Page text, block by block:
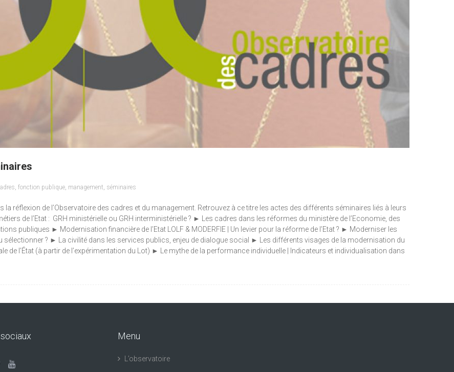
, fonction publique, management, séminaires
réflexion de l’Observatoire des cadres et du management. Retrouvez à ce titre les actes des différents séminaires liés à leurs
de l’Etat : GRH ministérielle ou GRH interministérielle ? ► Les cadres dans les réformes du ministère de l’Economie, des
publiques ► Modernisation financière de l’Etat LOLF & MODERFIE | Un levier pour la réforme de l’Etat ? ► Moderniser les
? ► La civilité dans les services publics, enjeu de dialogue social ► Les différents visages de la modernisation du
de l’État (à partir de l’expérimentation du Lot) ► Le mythe de la performance individuelle | Indicateurs et individualisation dans
Menu
L’observatoire